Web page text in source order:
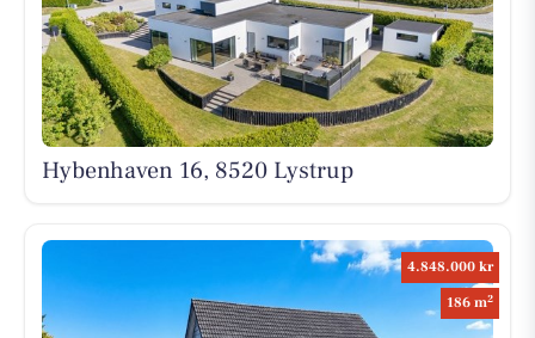
Hybenhaven 16, 8520 Lystrup
4.848.000 kr
186 m2